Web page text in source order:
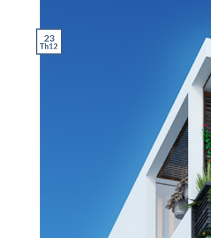
23
Th12